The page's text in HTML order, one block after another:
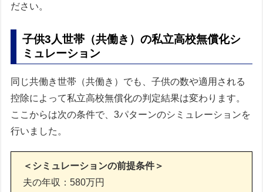
ださい。
子供3人世帯（共働き）の私立高校無償化シ
ミュレーション
同じ共働き世帯（共働き）でも、子供の数や適用される
控除によって私立高校無償化の判定結果は変わります。
ここからは次の条件で、3パターンのシミュレーションを
行いました。
＜シミュレーションの前提条件＞
夫の年収：580万円